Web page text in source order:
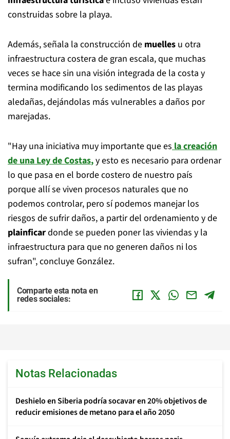
construidas sobre la playa.
Además, señala la construcción de muelles u otra
infraestructura costera de gran escala, que muchas
veces se hace sin una visión integrada de la costa y
termina modificando los sedimentos de las playas
aledañas, dejándolas más vulnerables a daños por
marejadas.
"Hay una iniciativa muy importante que esla creación
de unaLey de Costas,y esto es necesario para ordenar
lo que pasa en el borde costero de nuestro país
porque allí se viven procesos naturales que no
podemos controlar, pero sí podemos manejar los
riesgos de sufrir daños, a partir del ordenamiento y de
plainficardonde se pueden poner las viviendas y la
infraestructura para que no generen daños ni los
sufran", concluye González.
Comparte esta nota en
redes sociales:
Notas Relacionadas
Deshielo en Siberia podría socavar en 20% objetivos de
reducir emisiones de metano para el año 2050